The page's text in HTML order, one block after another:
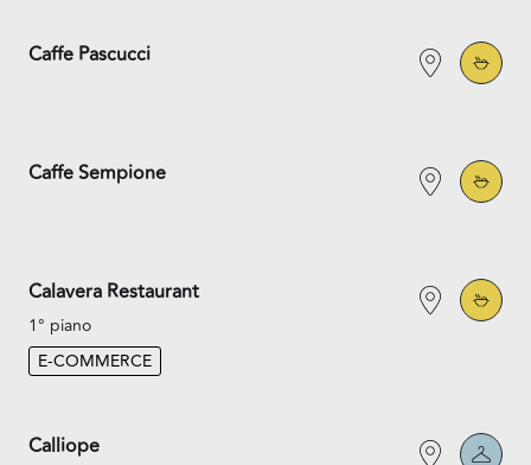
Caffe Pascucci
Caffe Sempione
Calavera Restaurant
1° piano
E-COMMERCE
Calliope